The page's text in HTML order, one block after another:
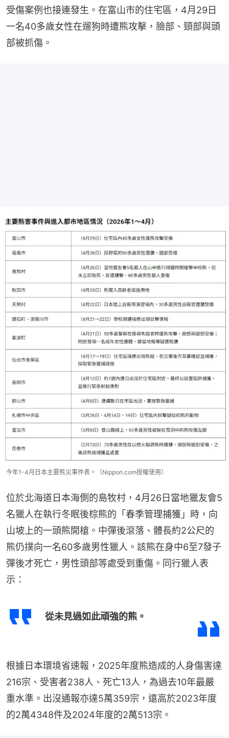
受傷案例也接連發生。在富山市的住宅區，4月29日
一名40多歲女性在遛狗時遭熊攻擊，臉部、頸部與頭
部被抓傷。
今年1-4月日本主要熊災事件表。（Nippon.com授權使用）
位於北海道日本海側的島牧村，4月26日當地獵友會5
名獵人在執行冬眠後棕熊的「春季管理捕獲」時，向
山坡上的一頭熊開槍。中彈後滾落、體長約2公尺的
熊仍撲向一名60多歲男性獵人。該熊在身中6至7發子
彈後才死亡，男性頭部等處受到重傷。同行獵人表
示：
從未見過如此頑強的熊。
根據日本環境省速報，2025年度熊造成的人身傷害達
216宗、受害者238人、死亡13人，為過去10年最嚴
重水準。出沒通報亦達5萬359宗，遠高於2023年度
的2萬4348件及2024年度的2萬513宗。